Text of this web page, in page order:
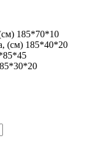
185*70*10
(см) 185*40*20